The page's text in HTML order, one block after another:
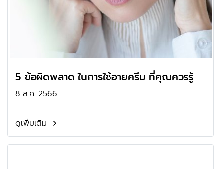
5 ข้อผิดพลาด ในการใช้อายครีม ที่คุณควรรู้
8 ส.ค. 2566
ดูเพิ่มเติม